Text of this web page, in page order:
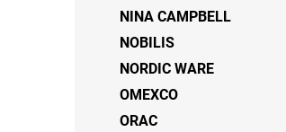
NINA CAMPBELL
NOBILIS
NORDIC WARE
OMEXCO
ORAC